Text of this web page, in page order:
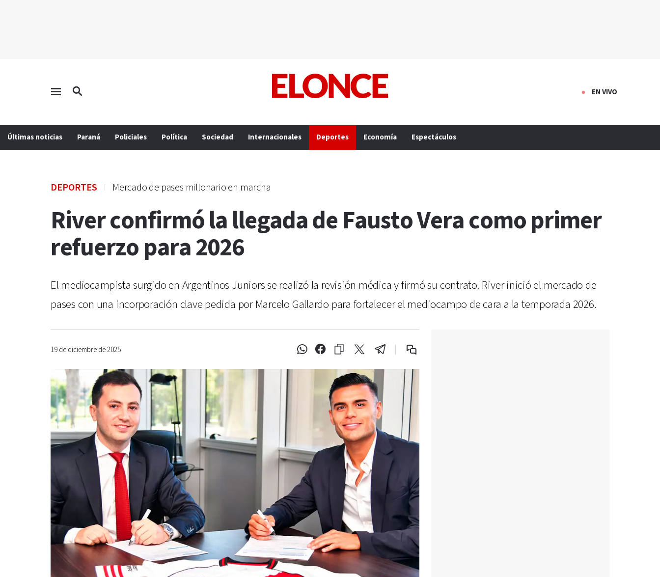
EN VIVO
Últimas noticias Paraná Policiales Política Sociedad Internacionales Deportes Economía Espectáculos
DEPORTES Mercado de pases millonario en marcha
River confirmó la llegada de Fausto Vera como primer
refuerzo para 2026
El mediocampista surgido en Argentinos Juniors se realizó la revisión médica y firmó su contrato. River inició el mercado de
pases con una incorporación clave pedida por Marcelo Gallardo para fortalecer el mediocampo de cara a la temporada 2026.
19 de diciembre de 2025